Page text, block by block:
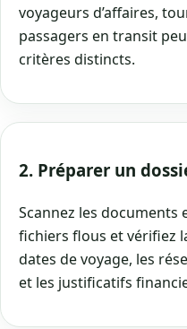
voyageurs d’affaires,
passagers en transit
critères distincts.
2. Préparer un
Scannez les documents
fichiers flous et vérifiez
dates de voyage, les
et les justificatifs